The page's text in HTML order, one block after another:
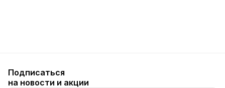
Подписаться
на новости и акции